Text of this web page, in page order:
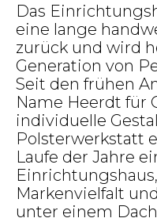
Das
eine lange
zurück und wird
Generation von
Seit den frühen
Name Heerdt für
individuelle
Polsterwerkstatt
Laufe der Jahre
Markenvielfalt
unter einem